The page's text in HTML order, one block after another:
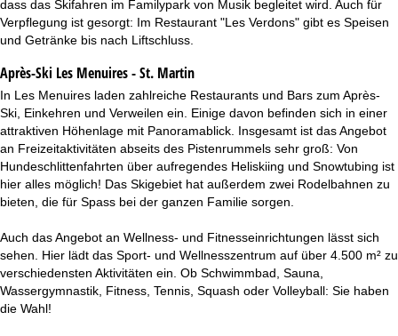
dass das Skifahren im Familypark von Musik begleitet wird. Auch für
Verpflegung ist gesorgt: Im Restaurant "Les Verdons" gibt es Speisen
und Getränke bis nach Liftschluss.
Après-Ski Les Menuires - St. Martin
In Les Menuires laden zahlreiche Restaurants und Bars zum Après-
Ski, Einkehren und Verweilen ein. Einige davon befinden sich in einer
attraktiven Höhenlage mit Panoramablick. Insgesamt ist das Angebot
an Freizeitaktivitäten abseits des Pistenrummels sehr groß: Von
Hundeschlittenfahrten über aufregendes Heliskiing und Snowtubing ist
hier alles möglich! Das Skigebiet hat außerdem zwei Rodelbahnen zu
bieten, die für Spass bei der ganzen Familie sorgen.
Auch das Angebot an Wellness- und Fitnesseinrichtungen lässt sich
sehen. Hier lädt das Sport- und Wellnesszentrum auf über 4.500 m² zu
verschiedensten Aktivitäten ein. Ob Schwimmbad, Sauna,
Wassergymnastik, Fitness, Tennis, Squash oder Volleyball: Sie haben
die Wahl!